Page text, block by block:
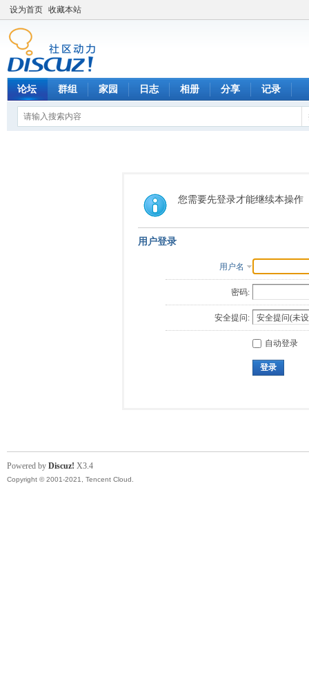
设为首页 收藏本站
论坛 群组 家园 日志 相册 分享 记录
您需要先登录才能继续本操作
用户登录
用户名
密码:
安全提问:
自动登录
登录
Powered by Discuz! X3.4
Copyright © 2001-2021, Tencent Cloud.